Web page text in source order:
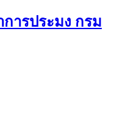
ารประมง กรม